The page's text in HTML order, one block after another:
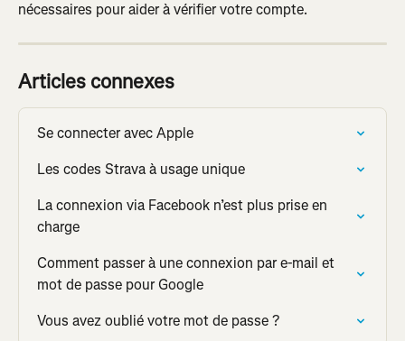
nécessaires pour aider à vérifier votre compte.
Articles connexes
Se connecter avec Apple
Les codes Strava à usage unique
La connexion via Facebook n’est plus prise en
charge
Comment passer à une connexion par e-mail et
mot de passe pour Google
Vous avez oublié votre mot de passe ?